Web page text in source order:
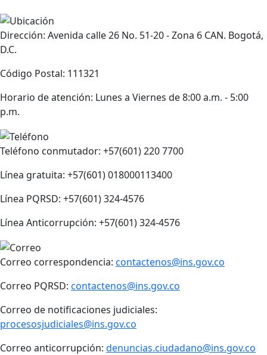
Dirección: Avenida calle 26 No. 51-20 - Zona 6 CAN. Bogotá,
D.C.
Código Postal: 111321
Horario de atención: Lunes a Viernes de 8:00 a.m. - 5:00
p.m.
Teléfono conmutador: +57(601) 220 7700
Línea gratuita: +57(601) 018000113400
Línea PQRSD: +57(601) 324-4576
Línea Anticorrupción: +57(601) 324-4576
Correo correspondencia: contactenos@ins.gov.co
Correo PQRSD: contactenos@ins.gov.co
Correo de notificaciones judiciales:
procesosjudiciales@ins.gov.co
Correo anticorrupción: denuncias.ciudadano@ins.gov.co